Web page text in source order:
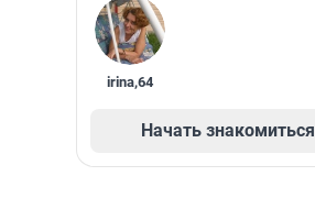
irina,64
Начать знакомиться